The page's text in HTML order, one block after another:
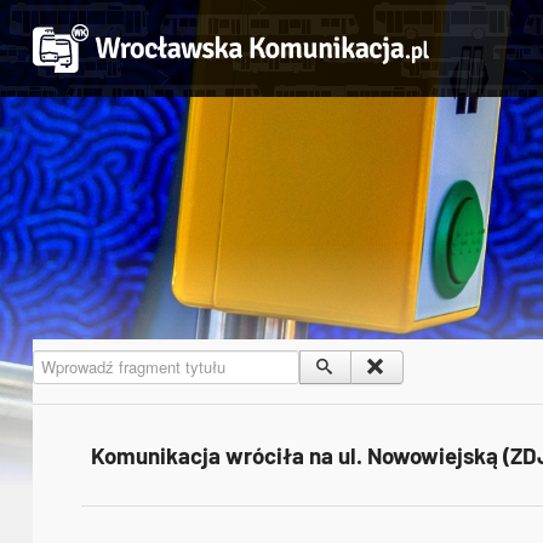
Wprowadź fragment tytułu
Komunikacja wróciła na ul. Nowowiejską